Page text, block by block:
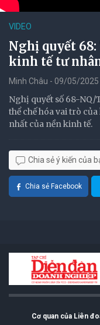
VIDEO
Nghị quyết
kinh tế tư
Minh Châu - 09/05/
Nghị quyết số 68-
thể chế hóa vai trò
nhất của nền kinh tế.
Chia sẻ ý kiến của
Chia sẻ Facebook
Cơ quan của Liên